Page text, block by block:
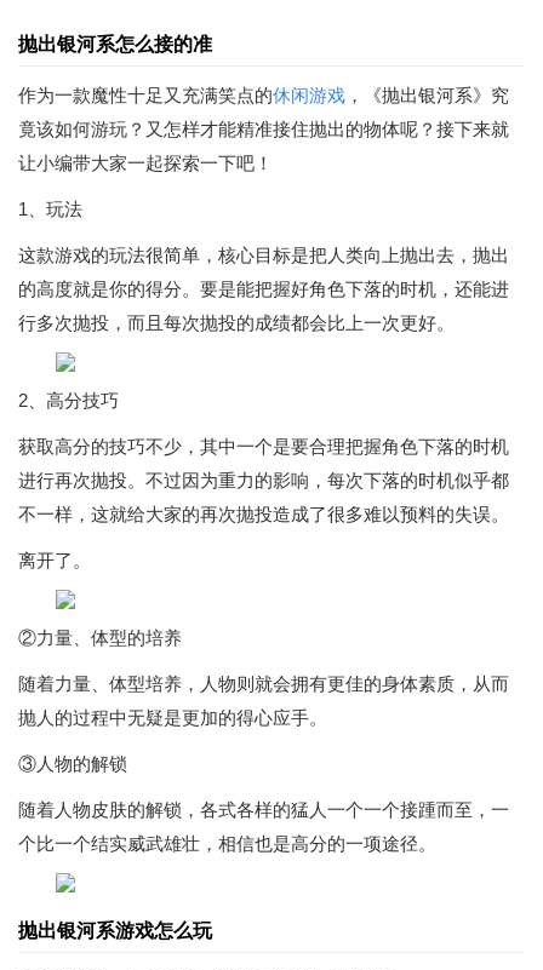
抛出银河系怎么接的准
作为一款魔性十足又充满笑点的休闲游戏 ，《抛出银河系》究
竟该如何游玩？又怎样才能精准接住抛出的物体呢？接下来就
让小编带大家一起探索一下吧！
1、玩法
这款游戏的玩法很简单，核心目标是把人类向上抛出去，抛出
的高度就是你的得分。要是能把握好角色下落的时机，还能进
行多次抛投，而且每次抛投的成绩都会比上一次更好。
2、高分技巧
获取高分的技巧不少，其中一个是要合理把握角色下落的时机
进行再次抛投。不过因为重力的影响，每次下落的时机似乎都
不一样，这就给大家的再次抛投造成了很多难以预料的失误。
离开了。
②力量、体型的培养
随着力量、体型培养，人物则就会拥有更佳的身体素质，从而
抛人的过程中无疑是更加的得心应手。
③人物的解锁
随着人物皮肤的解锁，各式各样的猛人一个一个接踵而至，一
个比一个结实威武雄壮，相信也是高分的一项途径。
抛出银河系游戏怎么玩